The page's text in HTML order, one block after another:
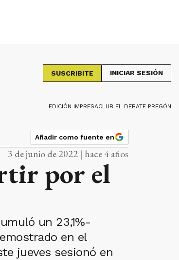
SUSCRIBITE INICIAR SESIÓN
EDICIÓN IMPRESACLUB EL DEBATE PREGÓN
Añadir como fuente en
3 de junio de 2022 | hace 4 años
por el
un 23,1%-
en el
jueves sesionó en